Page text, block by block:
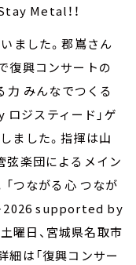
Metal！！
ました。郡嶌さん
復興コンサートの
力 みんなでつくる
ジスティード」ゲ
ました。指揮は山
弦楽団によるメイン
「つながる心 つなが
2026 supported by
曜日、宮城県名取市
細は「復興コンサー